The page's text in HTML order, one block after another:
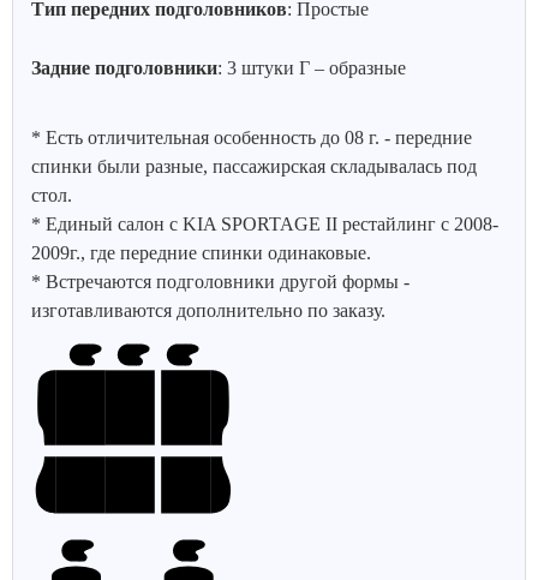
Тип передних подголовников: Простые
Задние подголовники: 3 штуки Г – образные
* Есть отличительная особенность до 08 г. - передние
спинки были разные, пассажирская складывалась под
стол.
* Единый салон с KIA SPORTAGE II рестайлинг с 2008-
2009г., где передние спинки одинаковые.
* Встречаются подголовники другой формы -
изготавливаются дополнительно по заказу.